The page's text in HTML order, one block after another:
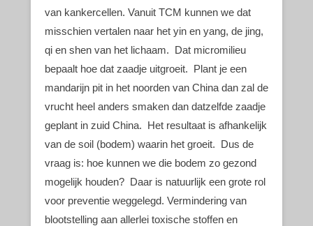
van kankercellen. Vanuit TCM kunnen we dat
misschien vertalen naar het yin en yang, de jing,
qi en shen van het lichaam. Dat micromilieu
bepaalt hoe dat zaadje uitgroeit. Plant je een
mandarijn pit in het noorden van China dan zal de
vrucht heel anders smaken dan datzelfde zaadje
geplant in zuid China. Het resultaat is afhankelijk
van de soil (bodem) waarin het groeit. Dus de
vraag is: hoe kunnen we die bodem zo gezond
mogelijk houden? Daar is natuurlijk een grote rol
voor preventie weggelegd. Vermindering van
blootstelling aan allerlei toxische stoffen en